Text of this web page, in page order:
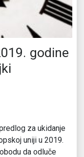
godine
za ukidanje
uniji u 2019.
da odluče